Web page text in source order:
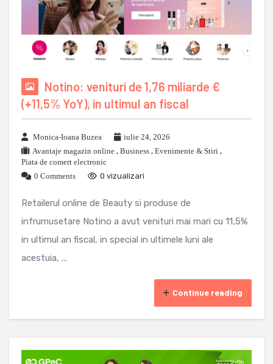
Notino: venituri de 1,76 miliarde €
(+11,5% YoY), in ultimul an fiscal
Monica-Ioana Buzea
iulie 24, 2026
Avantaje magazin online , Business , Evenimente & Stiri ,
Piata de comert electronic
0 Comments
0 vizualizari
Retailerul online de Beauty si produse de
infrumusetare Notino a avut venituri mai mari cu 11,5%
in ultimul an fiscal, in special in ultimele luni ale
acestuia, ...
Continue reading